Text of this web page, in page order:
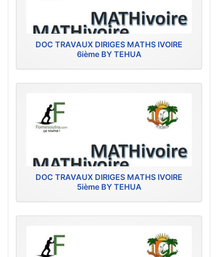
DOC TRAVAUX DIRIGES MATHS IVOIRE
6ième BY TEHUA
DOC TRAVAUX DIRIGES MATHS IVOIRE
5ième BY TEHUA